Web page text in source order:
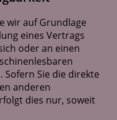
wir auf Grundlage
eines Vertrags
oder an einen
Sofern Sie die direkte
anderen
dies nur, soweit